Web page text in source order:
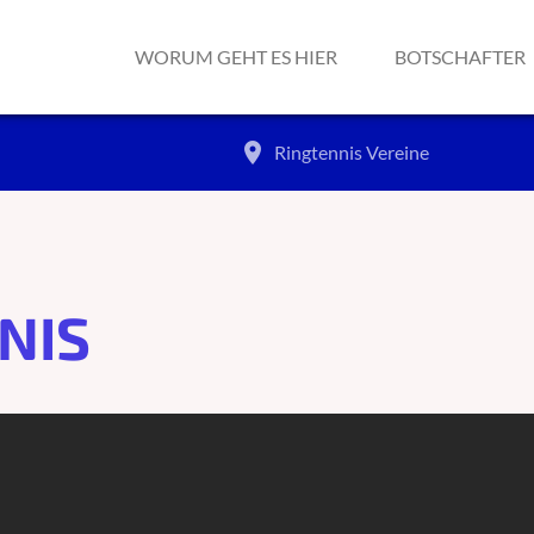
WORUM GEHT ES HIER BOTSCHAFTER
place RingtennisVereine